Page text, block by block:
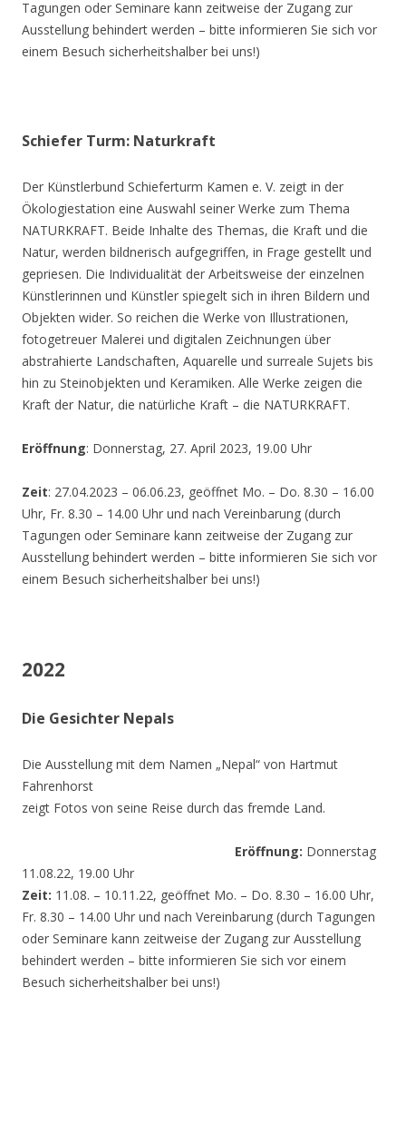
Tagungen oder Seminare kann zeitweise der Zugang zur
Ausstellung behindert werden – bitte informieren Sie sich vor
einem Besuch sicherheitshalber bei uns!)
Schiefer Turm: Naturkraft
Der Künstlerbund Schieferturm Kamen e. V. zeigt in der
Ökologiestation eine Auswahl seiner Werke zum Thema
NATURKRAFT. Beide Inhalte des Themas, die Kraft und die
Natur, werden bildnerisch aufgegriffen, in Frage gestellt und
gepriesen. Die Individualität der Arbeitsweise der einzelnen
Künstlerinnen und Künstler spiegelt sich in ihren Bildern und
Objekten wider. So reichen die Werke von Illustrationen,
fotogetreuer Malerei und digitalen Zeichnungen über
abstrahierte Landschaften, Aquarelle und surreale Sujets bis
hin zu Steinobjekten und Keramiken. Alle Werke zeigen die
Kraft der Natur, die natürliche Kraft – die NATURKRAFT.
Eröffnung: Donnerstag, 27. April 2023, 19.00 Uhr
Zeit: 27.04.2023 – 06.06.23, geöffnet Mo. – Do. 8.30 – 16.00
Uhr, Fr. 8.30 – 14.00 Uhr und nach Vereinbarung (durch
Tagungen oder Seminare kann zeitweise der Zugang zur
Ausstellung behindert werden – bitte informieren Sie sich vor
einem Besuch sicherheitshalber bei uns!)
2022
Die Gesichter Nepals
Die Ausstellung mit dem Namen „Nepal“ von Hartmut
Fahrenhorst
zeigt Fotos von seine Reise durch das fremde Land.
Eröffnung: Donnerstag
11.08.22, 19.00 Uhr
Zeit: 11.08. – 10.11.22, geöffnet Mo. – Do. 8.30 – 16.00 Uhr,
Fr. 8.30 – 14.00 Uhr und nach Vereinbarung (durch Tagungen
oder Seminare kann zeitweise der Zugang zur Ausstellung
behindert werden – bitte informieren Sie sich vor einem
Besuch sicherheitshalber bei uns!)